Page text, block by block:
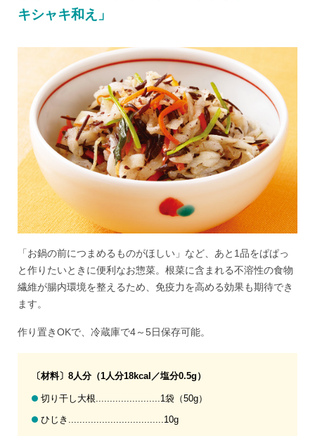
キシャキ和え」
「お鍋の前につまめるものがほしい」など、あと1品をぱぱっ
と作りたいときに便利なお惣菜。根菜に含まれる不溶性の食物
繊維が腸内環境を整えるため、免疫力を高める効果も期待でき
ます。
作り置きOKで、冷蔵庫で4～5日保存可能。
〔材料〕8人分（1人分18kcal／塩分0.5g）
切り干し大根.......................1袋（50g）
ひじき..................................10g